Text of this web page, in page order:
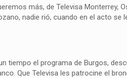
más, de Televisa Monterrey,
nadie rió, cuando en el acto
tiempo el programa de Burgos,
Que Televisa les patrocine el